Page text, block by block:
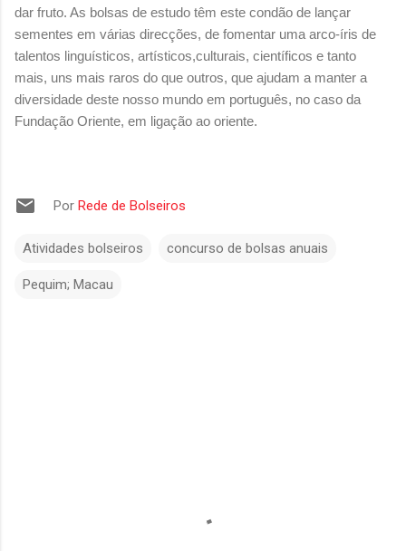
dar fruto. As bolsas de estudo têm este condão de lançar
sementes em várias direcções, de fomentar uma arco-íris de
talentos linguísticos, artísticos,culturais, científicos e tanto
mais, uns mais raros do que outros, que ajudam a manter a
diversidade deste nosso mundo em português, no caso da
Fundação Oriente, em ligação ao oriente.
Por Rede de Bolseiros
Atividades bolseiros concurso de bolsas anuais
Pequim; Macau